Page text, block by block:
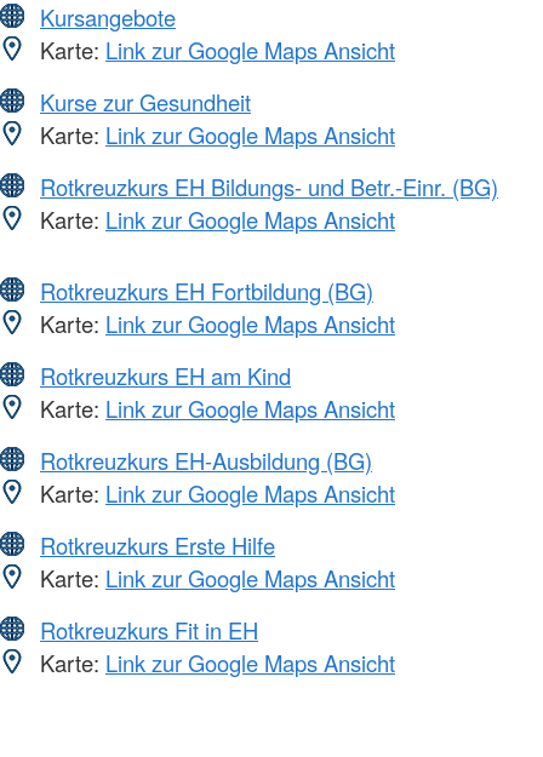
Kursangebote
Karte: Link zur Google Maps Ansicht
Kurse zur Gesundheit
Karte: Link zur Google Maps Ansicht
Rotkreuzkurs EH Bildungs- und Betr.-Einr. (BG)
Karte: Link zur Google Maps Ansicht
Rotkreuzkurs EH Fortbildung (BG)
Karte: Link zur Google Maps Ansicht
Rotkreuzkurs EH am Kind
Karte: Link zur Google Maps Ansicht
Rotkreuzkurs EH-Ausbildung (BG)
Karte: Link zur Google Maps Ansicht
Rotkreuzkurs Erste Hilfe
Karte: Link zur Google Maps Ansicht
Rotkreuzkurs Fit in EH
Karte: Link zur Google Maps Ansicht